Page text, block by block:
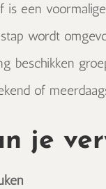
is een
wordt
beschikken
of
je